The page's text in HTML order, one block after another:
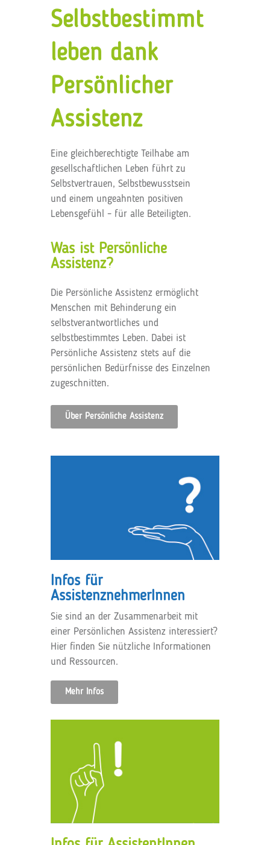
Selbstbestimmt
leben dank
Persönlicher
Assistenz
Eine gleichberechtigte Teilhabe am
gesellschaftlichen Leben führt zu
Selbstvertrauen, Selbstbewusstsein
und einem ungeahnten positiven
Lebensgefühl – für alle Beteiligten.
Was ist Persönliche
Assistenz?
Die Persönliche Assistenz ermöglicht
Menschen mit Behinderung ein
selbstverantwortliches und
selbstbestimmtes Leben. Dabei ist
Persönliche Assistenz stets auf die
persönlichen Bedürfnisse des Einzelnen
zugeschnitten.
Über Persönliche Assistenz
Infos für
AssistenznehmerInnen
Sie sind an der Zusammenarbeit mit
einer Persönlichen Assistenz interessiert?
Hier finden Sie nützliche Informationen
und Ressourcen.
Mehr Infos